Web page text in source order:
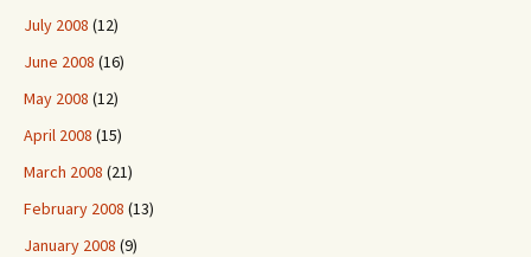
July 2008 (12)
June 2008 (16)
May 2008 (12)
April 2008 (15)
March 2008 (21)
February 2008 (13)
January 2008 (9)